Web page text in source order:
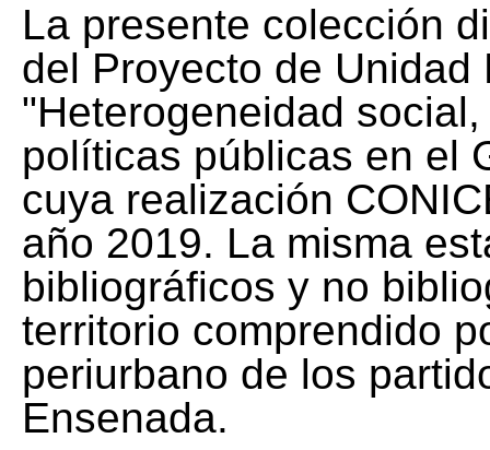
La presente colección
del Proyecto de Unidad
"Heterogeneidad
políticas públicas en el
cuya realización
año 2019. La misma
bibliográficos y no
territorio comprendido
periurbano de los
Ensenada.